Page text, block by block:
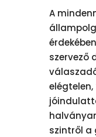
A
szervező
szintről a